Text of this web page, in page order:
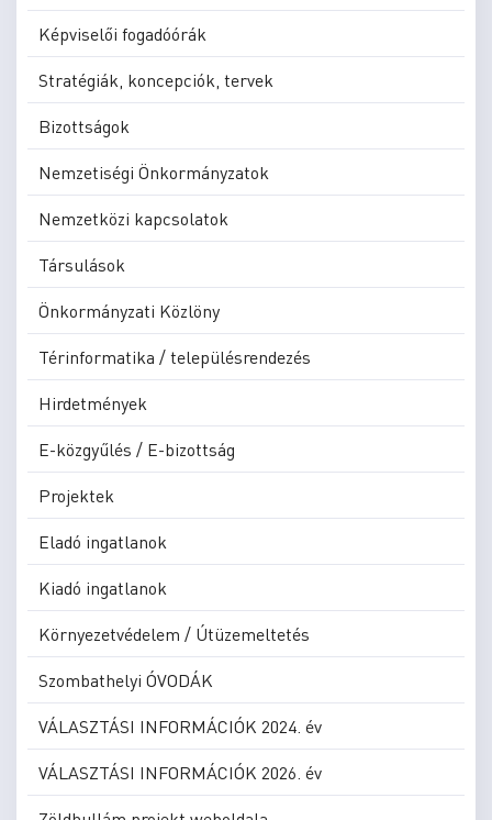
Képviselői fogadóórák
Stratégiák, koncepciók, tervek
Bizottságok
Nemzetiségi Önkormányzatok
Nemzetközi kapcsolatok
Társulások
Önkormányzati Közlöny
Térinformatika / településrendezés
Hirdetmények
E-közgyűlés / E-bizottság
Projektek
Eladó ingatlanok
Kiadó ingatlanok
Környezetvédelem / Útüzemeltetés
Szombathelyi ÓVODÁK
VÁLASZTÁSI INFORMÁCIÓK 2024. év
VÁLASZTÁSI INFORMÁCIÓK 2026. év